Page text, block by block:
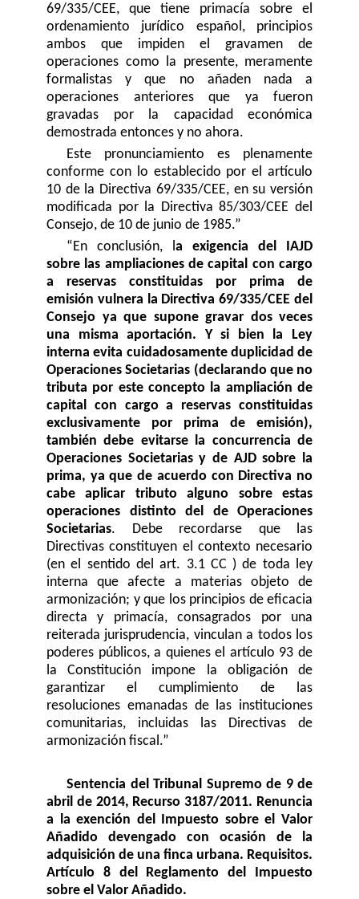
69/335/CEE, que tiene primacía sobre el
ordenamiento jurídico español, principios
ambos que impiden el gravamen de
operaciones como la presente, meramente
formalistas y que no añaden nada a
operaciones anteriores que ya fueron
gravadas por la capacidad económica
demostrada entonces y no ahora.
Este pronunciamiento es plenamente
conforme con lo establecido por el artículo
10 de la Directiva 69/335/CEE, en su versión
modificada por la Directiva 85/303/CEE del
Consejo, de 10 de junio de 1985.”
“En conclusión, la exigencia del IAJD
sobre las ampliaciones de capital con cargo
a reservas constituidas por prima de
emisión vulnera la Directiva 69/335/CEE del
Consejo ya que supone gravar dos veces
una misma aportación.
Y si bien la Ley
interna evita cuidadosamente duplicidad de
Operaciones Societarias (declarando que no
tributa por este concepto la ampliación de
capital con cargo a reservas constituidas
exclusivamente por prima de emisión),
también debe evitarse la concurrencia de
Operaciones Societarias y de AJD sobre la
prima, ya que de acuerdo con Directiva no
cabe aplicar tributo alguno sobre estas
operaciones distinto del de Operaciones
Societarias. Debe recordarse que las
Directivas constituyen el contexto necesario
(en el sentido del art. 3.1 CC ) de toda ley
interna que afecte a materias objeto de
armonización; y que los principios de eficacia
directa y primacía, consagrados por una
reiterada jurisprudencia, vinculan a todos los
poderes públicos, a quienes el artículo 93 de
la Constitución impone la obligación de
garantizar el cumplimiento de las
resoluciones emanadas de las instituciones
comunitarias, incluidas las Directivas de
armonización fiscal.”
Sentencia del Tribunal Supremo de 9 de
abril de 2014, Recurso 3187/2011. Renuncia
a la exención del Impuesto sobre el Valor
Añadido devengado con ocasión de la
adquisición de una finca urbana. Requisitos.
Artículo 8 del Reglamento del Impuesto
sobre el Valor Añadido.